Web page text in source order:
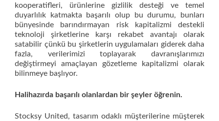
kooperatifleri, ürünlerine gizlilik desteği ve temel
duyarlılık katmakta başarılı olup bu durumu, bunları
bünyesinde barındırmayan risk kapitalizmi destekli
teknoloji şirketlerine karşı rekabet avantajı olarak
satabilir çünkü bu şirketlerin uygulamaları giderek daha
fazla, verilerimizi toplayarak davranışlarımızı
değiştirmeyi amaçlayan gözetleme kapitalizmi olarak
bilinmeye başlıyor.
Halihazırda başarılı olanlardan bir şeyler öğrenin.
Stocksy United, tasarım odaklı müşterilerine müşterek